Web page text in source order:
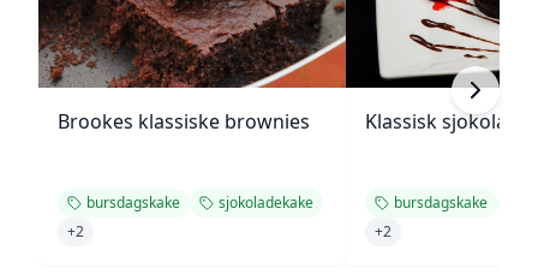
Brookes klassiske brownies
bursdagskake
sjokoladekake
+2
Klassisk
bursdagskake
+2